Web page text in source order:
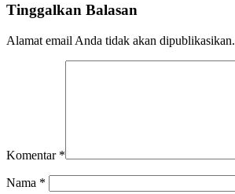
Tinggalkan Balasan
Alamat email Anda tidak akan dipublikasikan.
Komentar *
Nama *